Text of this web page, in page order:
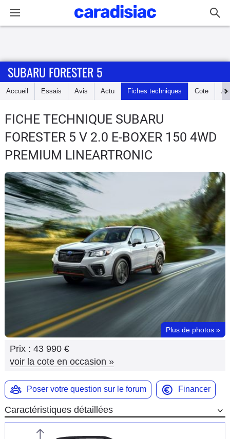
Accueil
Essais
Guide
d'achat
Electriques
Utilitaires
Flottes
Auto
Services
Moto
Marques
SUBARU FORESTER 5
Accueil Essais Avis Actu Fiches techniques Cote
FICHE TECHNIQUE SUBARU
FORESTER 5 V 2.0 E-BOXER 150 4WD
PREMIUM LINEARTRONIC
Plus de photos »
Prix : 43 990 €
voir la cote en occasion »
Poser votre question sur le forum Financer
Caractéristiques détaillées